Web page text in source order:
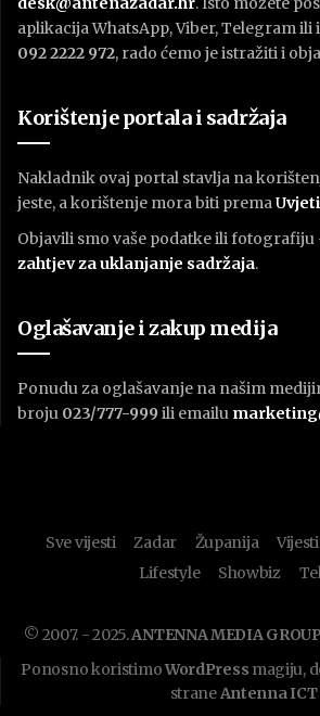
aplikacija WhatsApp, Viber, Telegram ili
092 2222 972, rado ćemo je istražiti i
Korištenje portala i sadržaja
Nakladnik ovaj portal stavlja na
jeste, a korištenje mora biti premaU
Objavili smo vaše podatke ili
zahtjev za uklanjanje sadržaja.
Oglašavanje i zakup medija
Ponudu za oglašavanje na našim
broju 023/777-999 ili emailu
Sve vijesti Zadar Županija Vijesti
Lifestyle
Showbiz
© 2007. - 2025.ANTENNA MEDIA GROUP
Ponosno koristimoWordPress magiju,
straneAntenna ICT